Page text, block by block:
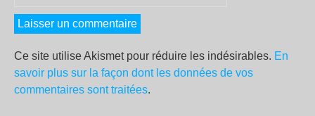
Ce site utilise Akismet pour réduire les indésirables. En
savoir plus sur la façon dont les données de vos
commentaires sont traitées.